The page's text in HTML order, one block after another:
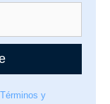
Términos y